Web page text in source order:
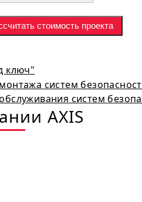
стоимость проекта
ключ"
систем
систем
AXIS